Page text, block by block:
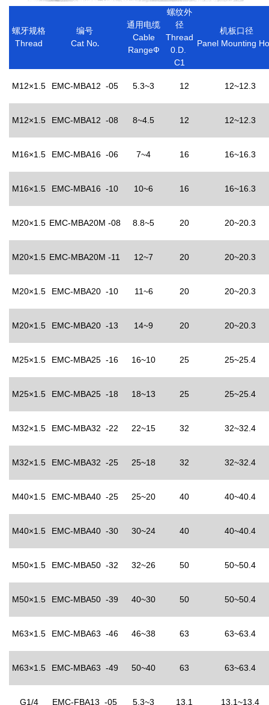
螺牙规格
Thread
编号
Cat No.
通用电缆
Cable
RangeФ
螺纹外
径
Thread
0.D.
C1
机板口径
Panel Mounting
M12×1.5 EMC-MBA12 -05 5.3~3 12 12~12.3
M12×1.5 EMC-MBA12 -08 8~4.5 12 12~12.3
M16×1.5 EMC-MBA16 -06 7~4 16 16~16.3
M16×1.5 EMC-MBA16 -10 10~6 16 16~16.3
M20×1.5 EMC-MBA20M -08 8.8~5 20 20~20.3
M20×1.5 EMC-MBA20M -11 12~7 20 20~20.3
M20×1.5 EMC-MBA20 -10 11~6 20 20~20.3
M20×1.5 EMC-MBA20 -13 14~9 20 20~20.3
M25×1.5 EMC-MBA25 -16 16~10 25 25~25.4
M25×1.5 EMC-MBA25 -18 18~13 25 25~25.4
M32×1.5 EMC-MBA32 -22 22~15 32 32~32.4
M32×1.5 EMC-MBA32 -25 25~18 32 32~32.4
M40×1.5 EMC-MBA40 -25 25~20 40 40~40.4
M40×1.5 EMC-MBA40 -30 30~24 40 40~40.4
M50×1.5 EMC-MBA50 -32 32~26 50 50~50.4
M50×1.5 EMC-MBA50 -39 40~30 50 50~50.4
M63×1.5 EMC-MBA63 -46 46~38 63 63~63.4
M63×1.5 EMC-MBA63 -49 50~40 63 63~63.4
G1/4 EMC-FBA13 -05 5.3~3 13.1 13.1~13.4